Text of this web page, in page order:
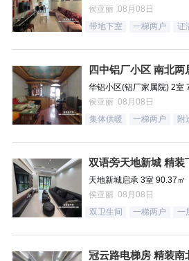
侯亚丽 08月08日
带地下室 一梯两户 证
四中铝厂小区 南北
华铝小区(铝厂家属院) 2室
侯亚丽 08月08日
集体供暖 一梯两户 附
天地新城启承 3室 90.37㎡
侯亚丽 08月08日
双卫生间 一梯两户 一